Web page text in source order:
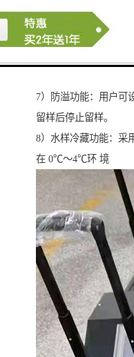
后，仪器能自动恢复
失。
7）防溢功能：用户可
留样后停止留样。
8）水样冷藏功能：采
在 0℃～4℃环 境